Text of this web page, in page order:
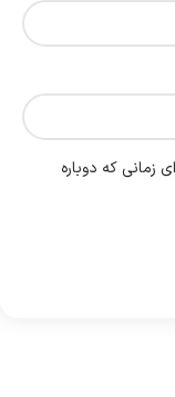
زمانی که دوباره